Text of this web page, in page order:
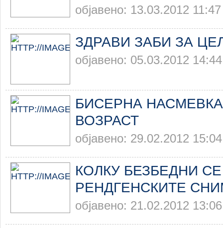
објавено: 13.03.2012 11:47
ЗДРАВИ ЗАБИ ЗА
објавено: 05.03.2012 14:44
БИСЕРНА
ВОЗРАСТ
објавено: 29.02.2012 15:04
КОЛКУ БЕЗБЕДНИ СЕ
РЕНДГЕНСКИТЕ
објавено: 21.02.2012 13:06